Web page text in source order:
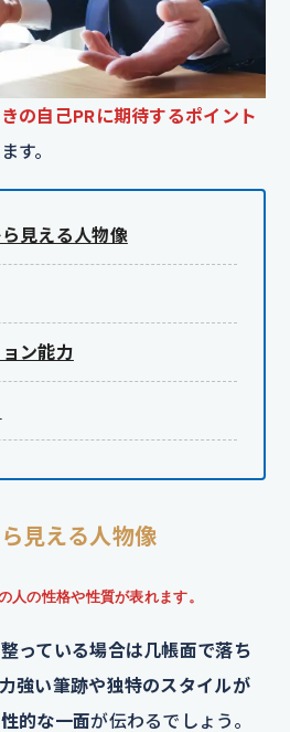
の自己PRに期待するポイント
す。
見える人物像
ン能力
見える人物像
人の性格や性質が表れます。
っている場合は几帳面で落ち
力強い筆跡や独特のスタイルが
的な一面が伝わるでしょう。